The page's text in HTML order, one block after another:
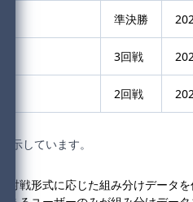
準決勝
3回戦
2回戦
示しています。
対戦形式に応じた組み分けデータ